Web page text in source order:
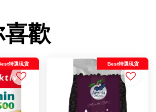
歡
特選現貨 Best特選現貨